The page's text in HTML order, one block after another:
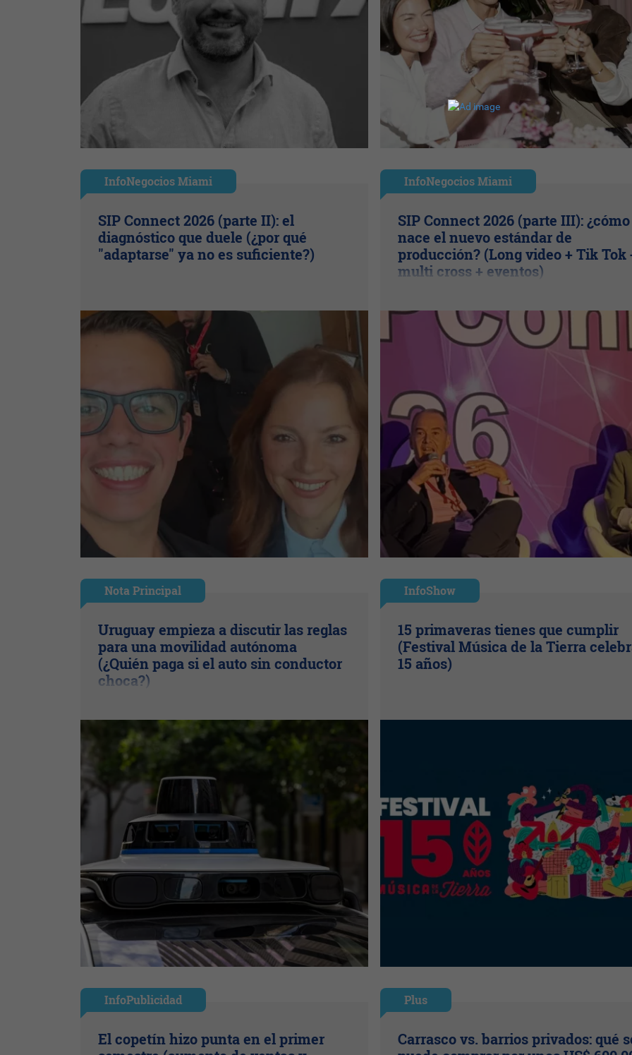
InfoNegocios Miami
SIP Connect 2026 (parte II): el
diagnóstico que duele (¿por qué
"adaptarse" ya no es suficiente?)
InfoNegocios Miami
SIP Connect 2026 (parte III): ¿cómo
nace el nuevo estándar de
producción? (Long video + Tik Tok
multi cross + eventos)
Nota Principal
Uruguay empieza a discutir las reglas
para una movilidad autónoma
(¿Quién paga si el auto sin conductor
choca?)
InfoShow
15 primaveras tienes que cumplir
(Festival Música de la Tierra
15 años)
InfoPublicidad
El copetín hizo punta en el primer
Plus
Carrasco vs. barrios privados: qué